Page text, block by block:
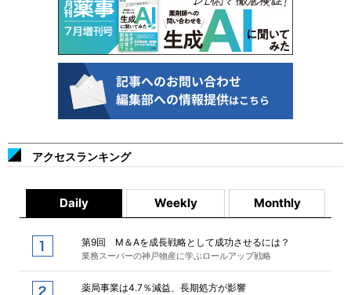
アクセスランキング
Daily Weekly Monthly
第9回 M＆Aを成長戦略として成功させるには？
業務スーパーの神戸物産に学ぶロールアップ戦略
薬局事業は4.7％減益、長期処方が影響